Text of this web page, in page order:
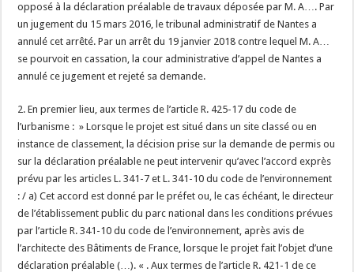
opposé à la déclaration préalable de travaux déposée par M. A…. Par
un jugement du 15 mars 2016, le tribunal administratif de Nantes a
annulé cet arrêté. Par un arrêt du 19 janvier 2018 contre lequel M. A…
se pourvoit en cassation, la cour administrative d’appel de Nantes a
annulé ce jugement et rejeté sa demande.
2. En premier lieu, aux termes de l’article R. 425-17 du code de
l’urbanisme : » Lorsque le projet est situé dans un site classé ou en
instance de classement, la décision prise sur la demande de permis ou
sur la déclaration préalable ne peut intervenir qu’avec l’accord exprès
prévu par les articles L. 341-7 et L. 341-10 du code de l’environnement
: / a) Cet accord est donné par le préfet ou, le cas échéant, le directeur
de l’établissement public du parc national dans les conditions prévues
par l’article R. 341-10 du code de l’environnement, après avis de
l’architecte des Bâtiments de France, lorsque le projet fait l’objet d’une
déclaration préalable (…). « . Aux termes de l’article R. 421-1 de ce